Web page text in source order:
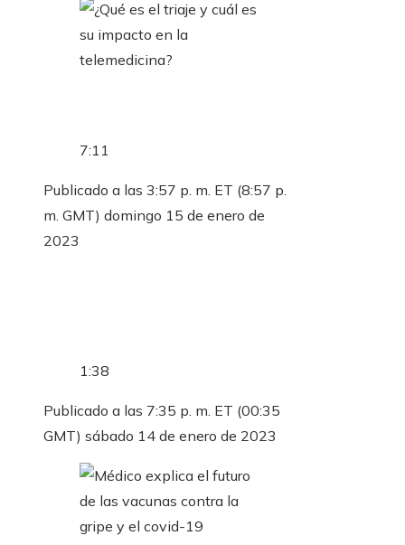
7:11
Publicado a las 3:57 p. m. ET (8:57 p.
m. GMT) domingo 15 de enero de
2023
1:38
Publicado a las 7:35 p. m. ET (00:35
GMT) sábado 14 de enero de 2023